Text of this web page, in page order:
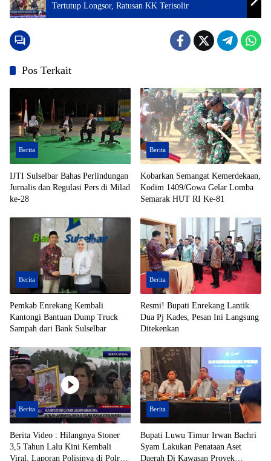
Tertutup Longsor, Ratusan KK Terisolir
Pos Terkait
Berita
IJTI Sulselbar Bahas Perlindungan
Jurnalis dan Regulasi Pers di Milad
ke-28
Berita
Kobarkan Semangat Kemerdekaan,
Kodim 1409/Gowa Gelar Lomba
Semarak HUT RI Ke-81
Berita
Pemkab Enrekang Kembali
Kantongi Bantuan Dump Truck
Sampah dari Bank Sulselbar
Berita
Resmi! Bupati Enrekang Lantik
Dua Pj Kades, Pesan Ini Langsung
Ditekenkan
Berita
Berita Video : Hilangnya Stoner
3,5 Tahun Lalu Kini Kembali
Viral, Laporan Polisinya di Polres
Berita
Bupati Luwu Timur Irwan Bachri
Syam Lakukan Penataan Aset
Daerah Di Kawasan Proyek